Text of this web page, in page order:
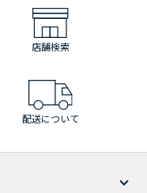
店舗検索
配送について